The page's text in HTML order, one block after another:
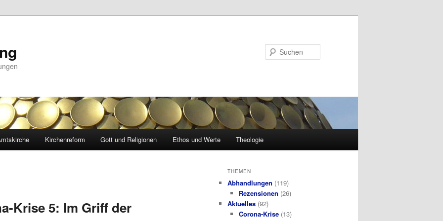
Kirchenreform Gott und Religionen Ethos und Werte Theologie
Krise 5: Im Griff der
THEMEN
Abhandlungen (119)
Rezensionen (26)
Aktuelles (92)
Corona-Krise(13)